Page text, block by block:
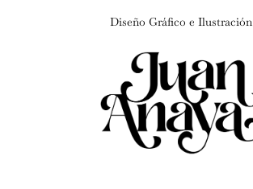
Diseño Gráfico e Ilustración